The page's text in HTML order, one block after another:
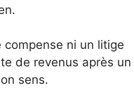
ni un litige
de revenus après un
sens.